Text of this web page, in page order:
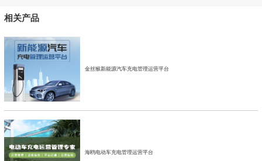
相关产品
金丝猴新能源汽车充电管理运营平台
海鸥电动车充电管理运营平台